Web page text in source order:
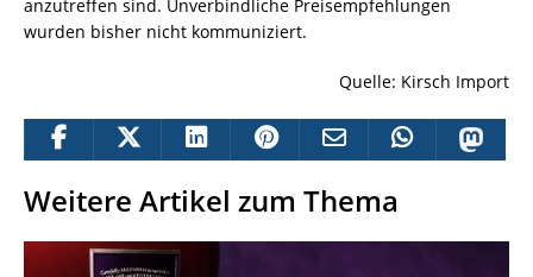
anzutreffen sind. Unverbindliche Preisempfehlungen
wurden bisher nicht kommuniziert.
Quelle: Kirsch Import
Weitere Artikel zum Thema